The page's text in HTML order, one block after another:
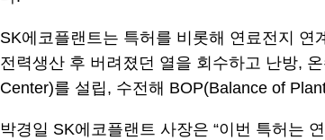
SK에코플랜트는 특허를 비롯해 연료전지
전력생산 후 버려졌던 열을 회수하고 난방,
Center)를 설립, 수전해 BOP(Balance of
박경일 SK에코플랜트 사장은 “이번 특허는